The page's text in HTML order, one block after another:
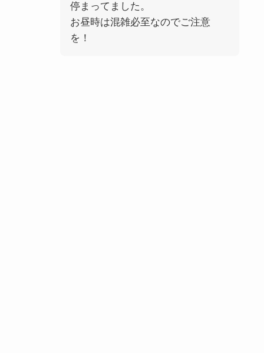
停まってました。
お昼時は混雑必至なのでご注意
を！